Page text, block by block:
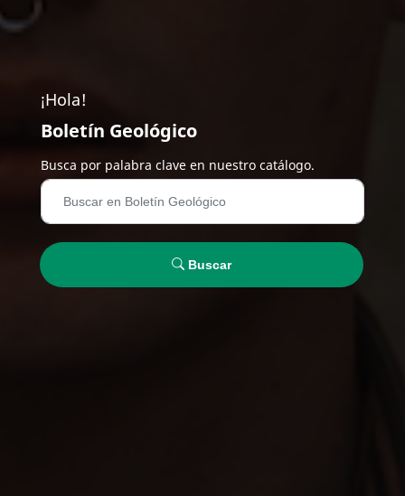
¡Hola!
Boletín Geológico
Busca por palabra clave en nuestro catálogo.
Buscar